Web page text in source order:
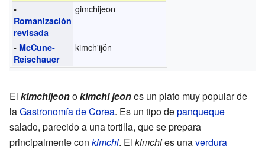
-
Romanización
revisada
gimchijeon
- McCune-
Reischauer
kimch'ijŏn
El kimchijeonokimchi jeones un plato muy popular de
laGastronomía de Corea. Es un tipo depanqueque
salado, parecido a una tortilla, que se prepara
principalmente con kimchi. El kimchies unaverdura